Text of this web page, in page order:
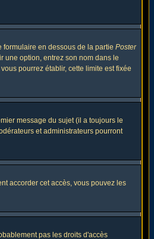
formulaire en dessous de la partie Poster
une option, entrez son nom dans le
pourrez établir, cette limite est fixée
message du sujet (il a toujours le
et administrateurs pourront
accorder cet accès, vous pouvez les
pas les droits d'accès